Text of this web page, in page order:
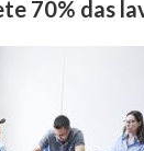
70% das